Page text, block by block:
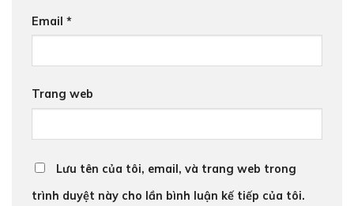
Email *
Trang web
Lưu tên của tôi, email, và trang web trong
trình duyệt này cho lần bình luận kế tiếp của tôi.